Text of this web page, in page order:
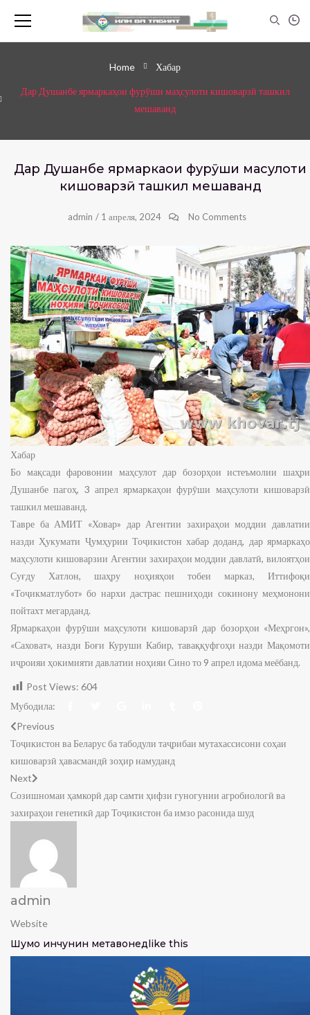
Home Хабар
Дар Душанбе ярмаркаҳои фурӯши маҳсулоти кишоварзӣ ташкил
мешаванд
Дар Душанбе ярмаркаҳои фурӯши маҳсулоти
кишоварзӣ ташкил мешаванд
admin / 1 апреля, 2024 No Comments
Хабар
Бо мақсади фаровонии маҳсулот дар бозорҳои истеъмолии шаҳри
Душанбе пагоҳ, 3 апрел ярмаркаҳои фурӯши маҳсулоти кишоварзӣ
ташкил мешаванд.
Тавре ба АМИТ «Ховар» дар Агентии захираҳои моддии давлатии
назди Ҳукумати Ҷумҳурии Тоҷикистон хабар доданд, дар ярмаркаҳо
маҳсулоти кишоварзии Агентии захираҳои моддии давлатӣ, вилоятҳои
Суғду Хатлон, шаҳру ноҳияҳои тобеи марказ, Иттифоқи
«Тоҷикматлубот» бо нархи дастрас пешниҳоди сокинону меҳмонони
пойтахт мегарданд.
Ярмаркаҳои фурӯши маҳсулоти кишоварзӣ дар бозорҳои «Меҳргон»,
«Саховат», назди Боғи Куруши Кабир, таваққуфгоҳи назди Мақомоти
иҷроияи ҳокимияти давлатии ноҳияи Сино то 9 апрел идома меёбанд.
Post Views: 604
Мубодила:
Previous
Тоҷикистон ва Беларус ба табодули таҷрибаи мутахассисони соҳаи
кишоварзӣ ҳавасмандӣ зоҳир намуданд
Next
Созишномаи ҳамкорӣ дар самти ҳифзи гуногунии агробиологӣ ва
захираҳои генетикӣ дар Тоҷикистон ба имзо расонида шуд
admin
Website
Шумо инчунин метавонедlike this